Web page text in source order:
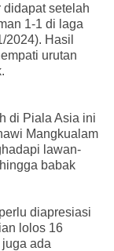
didapat setelah
1-1 di laga
2024). Hasil
urutan
di Piala Asia ini
Mangkualam
lawan-
babak
diapresiasi
lolos 16
ada